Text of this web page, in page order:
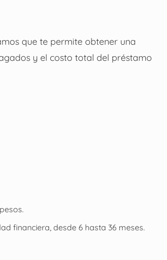
que te permite obtener una
y el costo total del préstamo
financiera, desde 6 hasta 36 meses.